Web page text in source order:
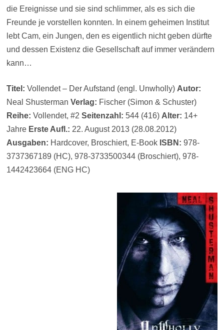
die Ereignisse und sie sind schlimmer, als es sich die
Freunde je vorstellen konnten. In einem geheimen Institut
lebt Cam, ein Jungen, den es eigentlich nicht geben dürfte
und dessen Existenz die Gesellschaft auf immer verändern
kann…
Titel: Vollendet – Der Aufstand (engl. Unwholly) Autor:
Neal Shusterman Verlag: Fischer (Simon & Schuster)
Reihe: Vollendet, #2 Seitenzahl: 544 (416) Alter: 14+
Jahre Erste Aufl.: 22. August 2013 (28.08.2012)
Ausgaben: Hardcover, Broschiert, E-Book ISBN: 978-
3737367189 (HC), 978-3733500344 (Broschiert), 978-
1442423664 (ENG HC)